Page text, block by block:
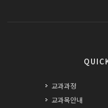
교과과정
교과목안내